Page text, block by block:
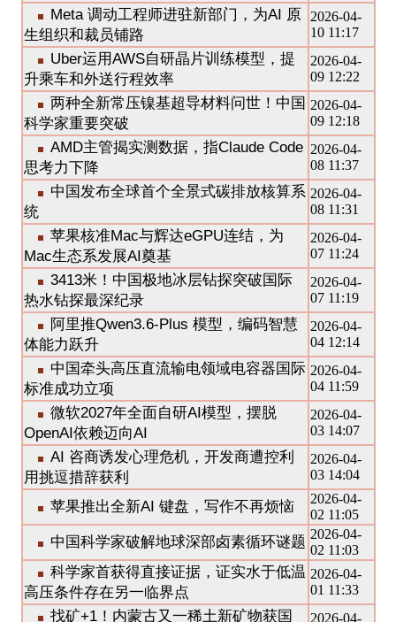
Meta 调动工程师进驻新部门，为AI 原
生组织和裁员铺路
2026-04-
10 11:17
Uber运用AWS自研晶片训练模型，提
升乘车和外送行程效率
2026-04-
09 12:22
两种全新常压镍基超导材料问世！中国
科学家重要突破
2026-04-
09 12:18
AMD主管揭实测数据，指Claude Code
思考力下降
2026-04-
08 11:37
中国发布全球首个全景式碳排放核算系
统
2026-04-
08 11:31
苹果核准Mac与辉达eGPU连结，为
Mac生态系发展AI奠基
2026-04-
07 11:24
3413米！中国极地冰层钻探突破国际
热水钻探最深纪录
2026-04-
07 11:19
阿里推Qwen3.6-Plus 模型，编码智慧
体能力跃升
2026-04-
04 12:14
中国牵头高压直流输电领域电容器国际
标准成功立项
2026-04-
04 11:59
微软2027年全面自研AI模型，摆脱
OpenAI依赖迈向AI
2026-04-
03 14:07
AI 咨商诱发心理危机，开发商遭控利
用挑逗措辞获利
2026-04-
03 14:04
苹果推出全新AI 键盘，写作不再烦恼
2026-04-
02 11:05
中国科学家破解地球深部卤素循环谜题 2026-04-
02 11:03
科学家首获得直接证据，证实水于低温
高压条件存在另一临界点
2026-04-
01 11:33
找矿+1！内蒙古又一稀土新矿物获国 2026-04-